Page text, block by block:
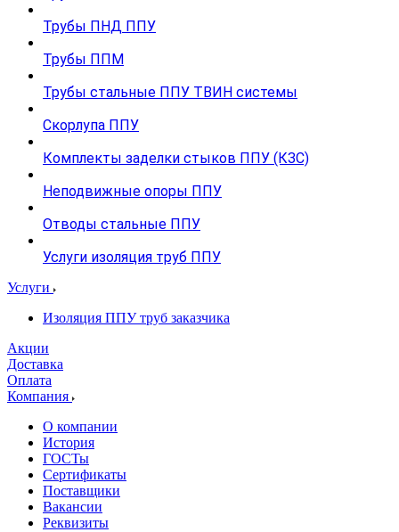
Трубы ПНД ППУ
Трубы ППМ
Трубы стальные ППУ ТВИН системы
Скорлупа ППУ
Комплекты заделки стыков ППУ (КЗС)
Неподвижные опоры ППУ
Отводы стальные ППУ
Услуги изоляция труб ППУ
Услуги
Изоляция ППУ труб заказчика
Акции
Доставка
Оплата
Компания
О компании
История
ГОСТы
Сертификаты
Поставщики
Вакансии
Реквизиты